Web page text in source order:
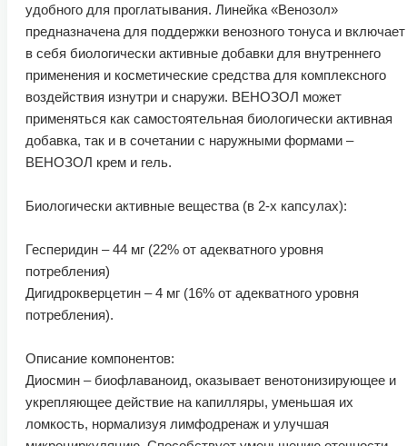
удобного для проглатывания. Линейка «Венозол»
предназначена для поддержки венозного тонуса и включает
в себя биологически активные добавки для внутреннего
применения и косметические средства для комплексного
воздействия изнутри и снаружи. ВЕНОЗОЛ может
применяться как самостоятельная биологически активная
добавка, так и в сочетании с наружными формами –
ВЕНОЗОЛ крем и гель.
Биологически активные вещества (в 2-х капсулах):
Гесперидин – 44 мг (22% от адекватного уровня
потребления)
Дигидрокверцетин – 4 мг (16% от адекватного уровня
потребления).
Описание компонентов:
Диосмин – биофлаваноид, оказывает венотонизирующее и
укрепляющее действие на капилляры, уменьшая их
ломкость, нормализуя лимфодренаж и улучшая